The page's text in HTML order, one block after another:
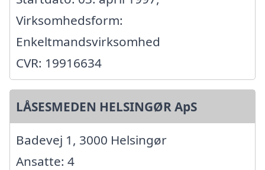
Virksomhedsform:
Enkeltmandsvirksomhed
CVR: 19916634
LÅSESMEDEN HELSINGØR ApS
Badevej 1, 3000 Helsingør
Ansatte: 4